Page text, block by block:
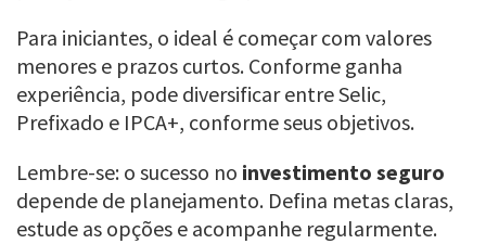
Para iniciantes, o ideal é começar com valores
menores e prazos curtos. Conforme ganha
experiência, pode diversificar entre Selic,
Prefixado e IPCA+, conforme seus objetivos.
Lembre-se: o sucesso no investimento seguro
depende de planejamento. Defina metas claras,
estude as opções e acompanhe regularmente.